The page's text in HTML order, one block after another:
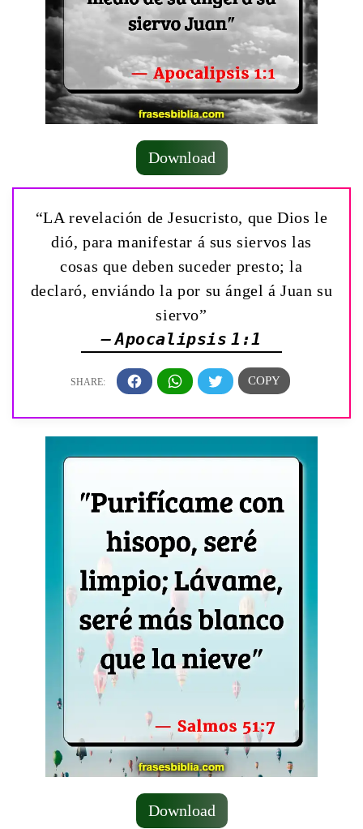
Download
“LA revelación de Jesucristo, que Dios le
dió, para manifestar á sus siervos las
cosas que deben suceder presto; la
declaró, enviándo la por su ángel á Juan su
siervo”
— Apocalipsis 1:1
Download